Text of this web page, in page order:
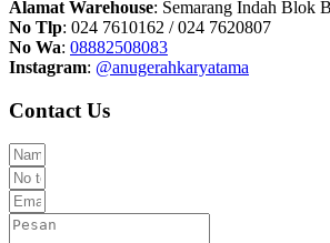
Alamat Warehouse: Semarang Indah Blok
No Tlp: 024 7610162 / 024 7620807
No Wa: 08882508083
Instagram: @anugerahkaryatama
Contact Us